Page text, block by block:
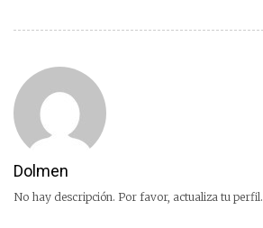
Dolmen
No hay descripción. Por favor, actualiza tu perfil.